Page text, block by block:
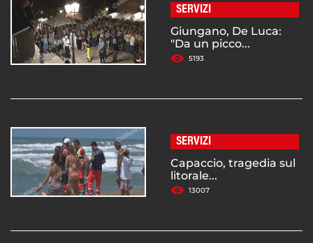
SERVIZI
Giungano, De Luca:
"Da un picco...
5193
SERVIZI
Capaccio, tragedia sul
litorale...
13007